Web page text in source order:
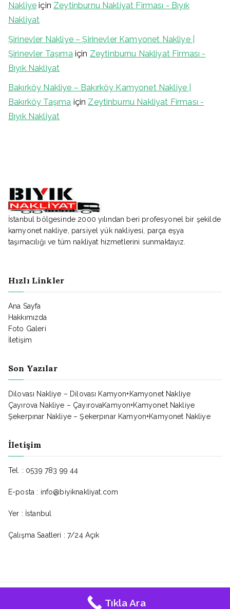
Nakliye için Zeytinburnu Nakliyat Firması - Bıyık
Nakliyat
Şirinevler Nakliye – Şirinevler Kamyonet Nakliye |
Şirinevler Taşımaiçin Zeytinburnu Nakliyat Firması -
Bıyık Nakliyat
Bakırköy Nakliye – Bakırköy Kamyonet Nakliye |
Bakırköy Taşıma için Zeytinburnu Nakliyat Firması -
Bıyık Nakliyat
İstanbul bölgesinde 2000 yılından beri profesyonel bir şekilde
kamyonet nakliye, parsiyel yük nakliyesi, parça eşya
taşımacılığı ve tüm nakliyat hizmetlerini sunmaktayız.
Hızlı Linkler
Ana Sayfa
Hakkımızda
Foto Galeri
İletişim
Son Yazılar
Dilovası Nakliye – Dilovası Kamyon+Kamyonet Nakliye
Çayırova Nakliye – ÇayırovaKamyon+Kamyonet Nakliye
Şekerpınar Nakliye – Şekerpınar Kamyon+Kamyonet Nakliye
İletişim
Tel. : 0539 783 99 44
E-posta : info@biyiknakliyat.com
Yer : İstanbul
Çalışma Saatleri : 7/24 Açık
Bıyık Nakliyat © - Tüm Hakları Saklıdır.
Tıkla Ara